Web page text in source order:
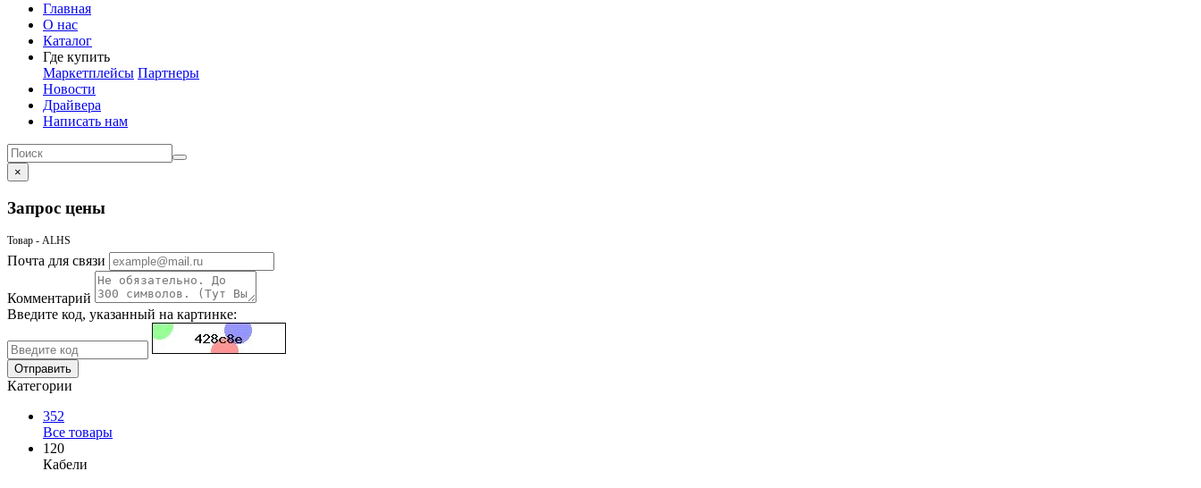
Главная
О нас
Каталог
Где купить
Маркетплейсы Партнеры
Новости
Драйвера
Написать нам
×
Запрос цены
Товар - ALHS
Почта для связи
Комментарий
Введите код, указанный на картинке:
Отправить
Категории
352
Все товары
120
Кабели